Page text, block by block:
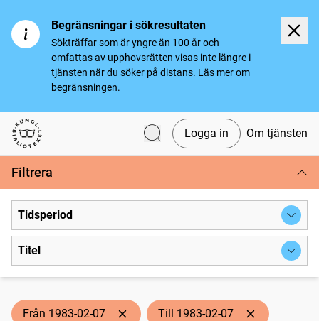
Begränsningar i sökresultaten
Sökträffar som är yngre än 100 år och
omfattas av upphovsrätten visas inte längre i
tjänsten när du söker på distans. Läs mer om
begränsningen.
Svenska tidningar
Logga in Om tjänsten
Filtrera
Tidsperiod
Titel
Från 1983-02-07 Till 1983-02-07